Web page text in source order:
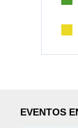
EVENTOS